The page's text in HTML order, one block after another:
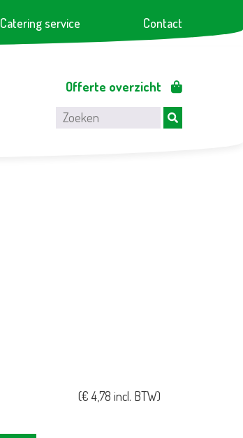
Catering service Contact
Offerte overzicht
(€4,78 incl. BTW)